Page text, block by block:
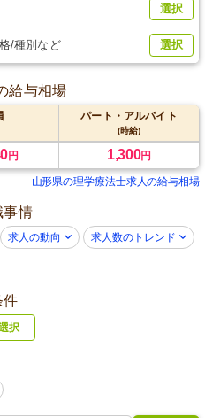
選択
/種別など 選択
給与相場
パート・アルバイト
(時給)
円 1,300円
山形県の理学療法士求人の給与相場
事情
求人の動向 求人数のトレンド
件
択